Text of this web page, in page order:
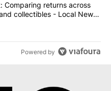
experiment: Comparing
Comparing returns across
collectibles - Local News
Powered by